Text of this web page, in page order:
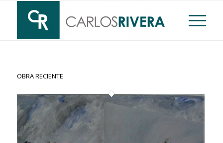
OBRA RECIENTE